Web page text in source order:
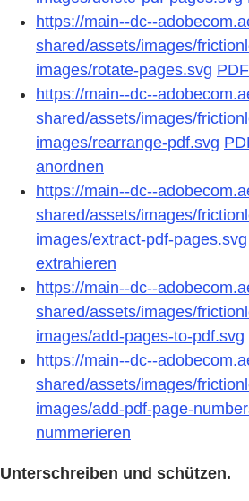
https://main--dc--
shared/assets/images/
images/rotate-pages.svg
https://main--dc--
shared/assets/images/
images/rearrange-pdf.svg
anordnen
https://main--dc--
shared/assets/images/
images/extract-pdf-pages.svg
extrahieren
https://main--dc--
shared/assets/images/
images/add-pages-to-pdf.svg
https://main--dc--
shared/assets/images/
images/add-pdf-page-
nummerieren
Unterschreiben und schützen.